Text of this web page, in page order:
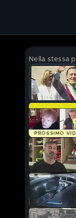
Nella stessa
PROSSIMO